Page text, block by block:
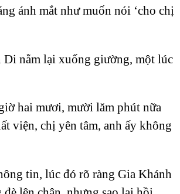
ánh mắt như muốn nói ‘cho chị
Di nằm lại xuống giường, một lúc
hai mươi, mười lăm phút nữa
viện, chị yên tâm, anh ấy không
tin, lúc đó rõ ràng Gia Khánh